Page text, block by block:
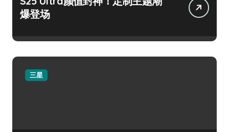
爆登场
三星